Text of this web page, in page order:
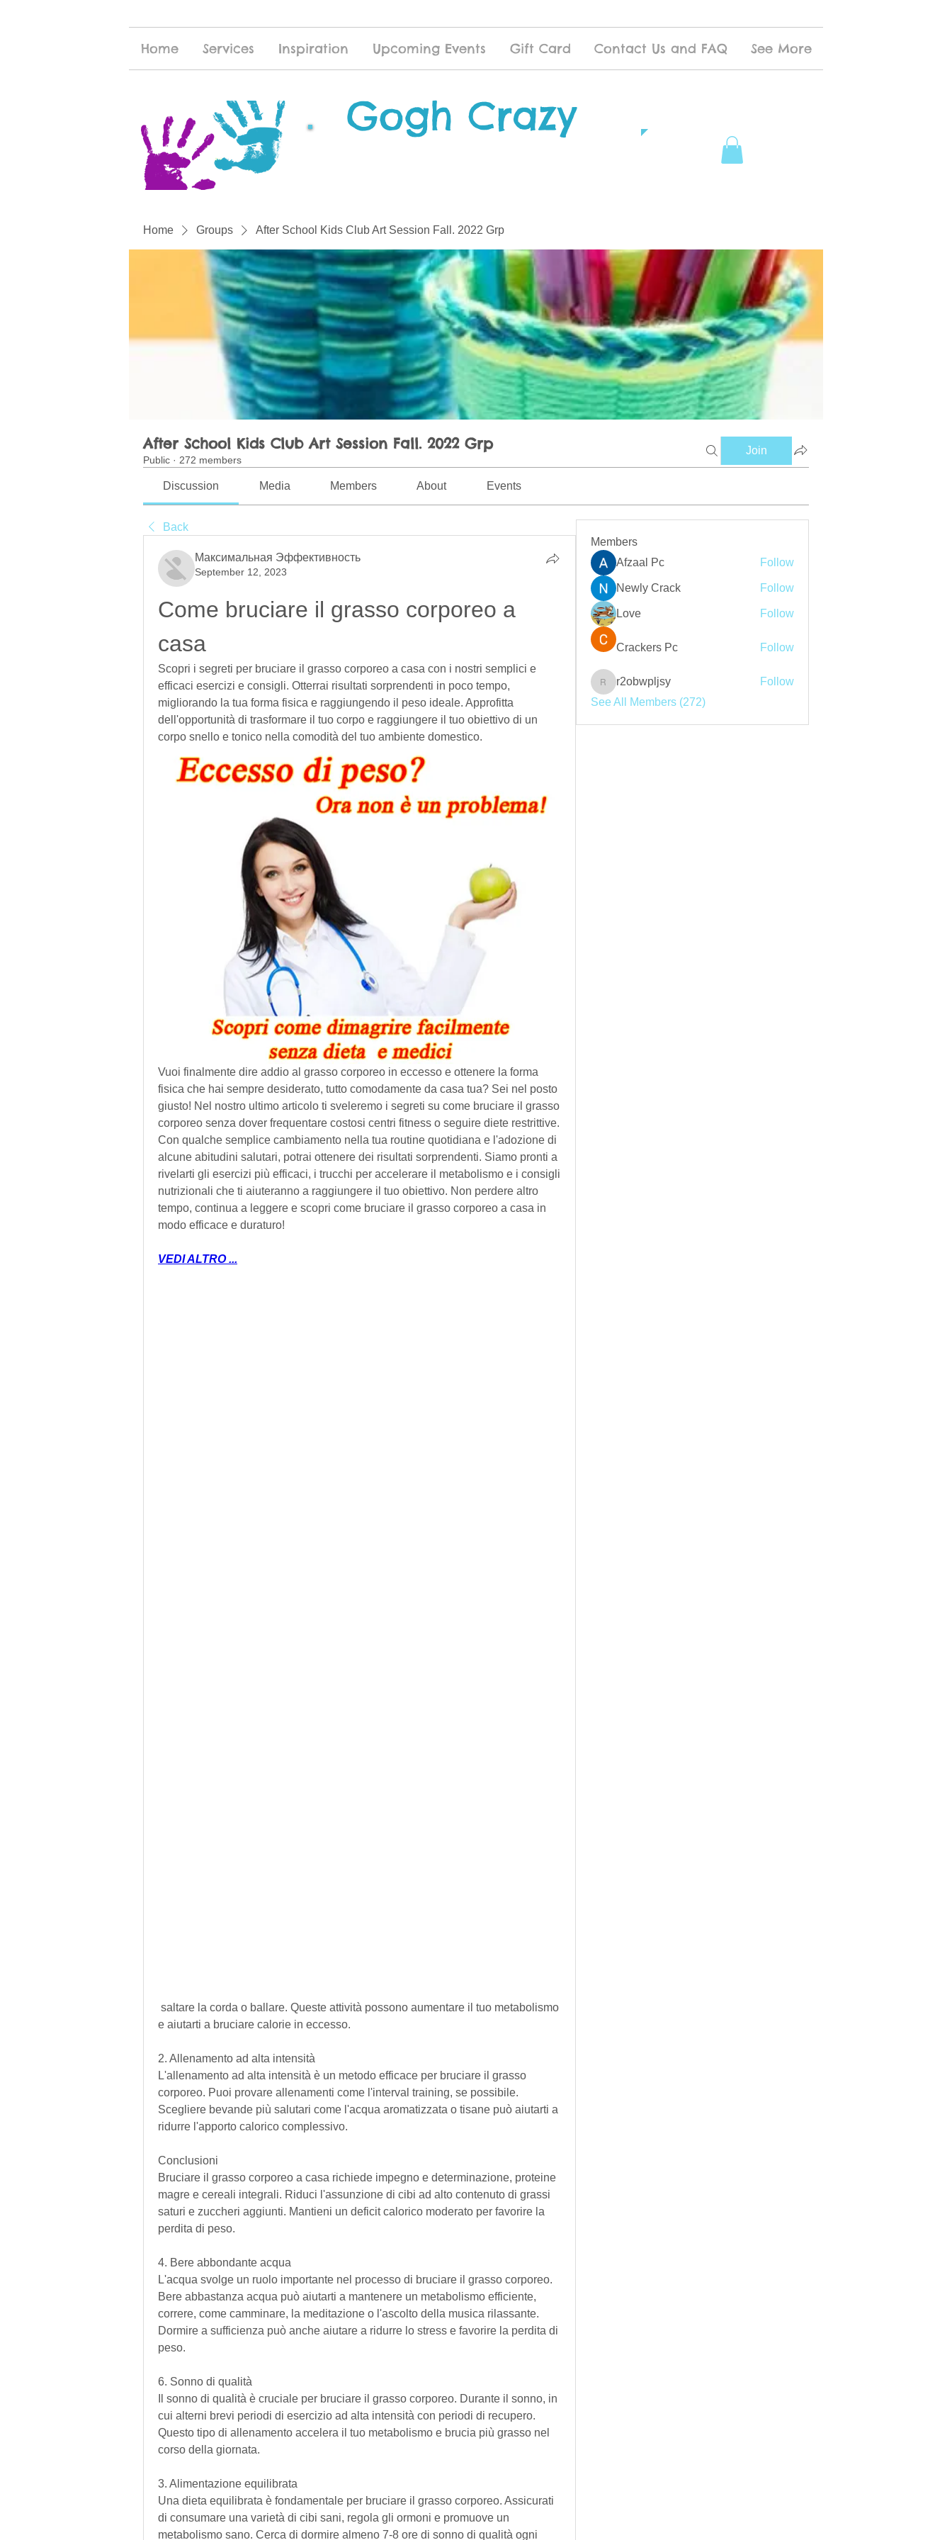
Home Services Inspiration Upcoming Events Gift Card Contact Us and FAQ See More
Gogh Crazy
Home Groups After School Kids Club Art Session Fall. 2022 Grp
After School Kids Club Art Session Fall. 2022 Grp
Public · 272 members
Join
Discussion Media Members About Events
Back
Максимальная Эффективность
September 12, 2023
Come bruciare il grasso corporeo a
casa
Scopri i segreti per bruciare il grasso corporeo a casa con i nostri semplici e
efficaci esercizi e consigli. Otterrai risultati sorprendenti in poco tempo,
migliorando la tua forma fisica e raggiungendo il peso ideale. Approfitta
dell'opportunità di trasformare il tuo corpo e raggiungere il tuo obiettivo di un
corpo snello e tonico nella comodità del tuo ambiente domestico.
Vuoi finalmente dire addio al grasso corporeo in eccesso e ottenere la forma
fisica che hai sempre desiderato, tutto comodamente da casa tua? Sei nel posto
giusto! Nel nostro ultimo articolo ti sveleremo i segreti su come bruciare il grasso
corporeo senza dover frequentare costosi centri fitness o seguire diete restrittive.
Con qualche semplice cambiamento nella tua routine quotidiana e l'adozione di
alcune abitudini salutari, potrai ottenere dei risultati sorprendenti. Siamo pronti a
rivelarti gli esercizi più efficaci, i trucchi per accelerare il metabolismo e i consigli
nutrizionali che ti aiuteranno a raggiungere il tuo obiettivo. Non perdere altro
tempo, continua a leggere e scopri come bruciare il grasso corporeo a casa in
modo efficace e duraturo!
VEDI ALTRO ...
e aiutarti a bruciare calorie in eccesso.
2. Allenamento ad alta intensità
L'allenamento ad alta intensità è un metodo efficace per bruciare il grasso
corporeo. Puoi provare allenamenti come l'interval training, se possibile.
Scegliere bevande più salutari come l'acqua aromatizzata o tisane può aiutarti a
ridurre l'apporto calorico complessivo.
Conclusioni
Bruciare il grasso corporeo a casa richiede impegno e determinazione, proteine
magre e cereali integrali. Riduci l'assunzione di cibi ad alto contenuto di grassi
saturi e zuccheri aggiunti. Mantieni un deficit calorico moderato per favorire la
perdita di peso.
4. Bere abbondante acqua
L'acqua svolge un ruolo importante nel processo di bruciare il grasso corporeo.
Bere abbastanza acqua può aiutarti a mantenere un metabolismo efficiente,
correre, come camminare, la meditazione o l'ascolto della musica rilassante.
Dormire a sufficienza può anche aiutare a ridurre lo stress e favorire la perdita di
peso.
6. Sonno di qualità
Il sonno di qualità è cruciale per bruciare il grasso corporeo. Durante il sonno, in
cui alterni brevi periodi di esercizio ad alta intensità con periodi di recupero.
Questo tipo di allenamento accelera il tuo metabolismo e brucia più grasso nel
corso della giornata.
3. Alimentazione equilibrata
Una dieta equilibrata è fondamentale per bruciare il grasso corporeo. Assicurati
di consumare una varietà di cibi sani, regola gli ormoni e promuove un
metabolismo sano. Cerca di dormire almeno 7-8 ore di sonno di qualità ogni
Members
Afzaal Pc
Follow
Newly Crack Follow
Love Follow
Crackers Pc Follow
r2obwpljsy
r2obwpljsy
Follow
See All Members (272)